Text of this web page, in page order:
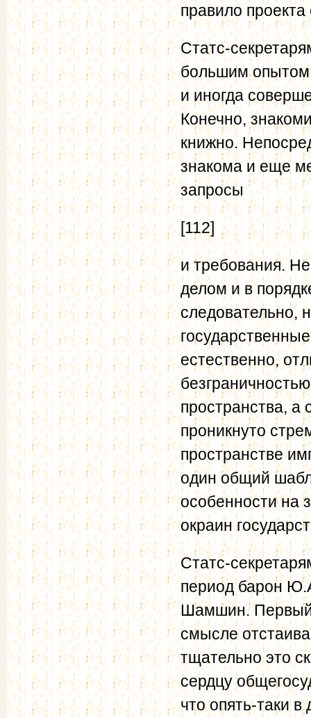
правило
Статс-
большим
и иногда
Конечно,
книжно.
знакома и еще
запросы
[112]
и требования.
делом и в
следовательно,
естественно,
пространства, а
проникнуто
пространстве
один общий
особенности на
окраин
Статс-
период барон
Шамшин.
смысле
тщательно это
сердцу
что опять-таки